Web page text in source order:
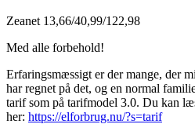
Zeanet 13,66/40,99/122,98
Med alle forbehold!
Erfaringsmæssigt er der mange, der
har regnet på det, og en normal
tarif som på tarifmodel 3.0. Du kan
her: https://elforbrug.nu/?s=tarif